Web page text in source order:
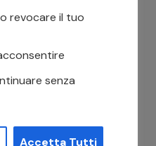
la
alla
revocare il tuo
senza
Accetta Tutti